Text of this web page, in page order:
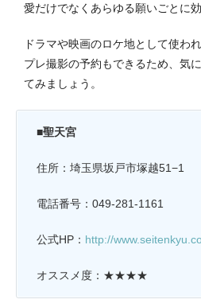
愛だけでなくあらゆる願いごとに
ドラマや映画のロケ地として使わ
プレ撮影の予約もできるため、気
てみましょう。
■聖天宮
住所：埼玉県坂戸市塚越51−1
電話番号：049-281-1161
公式HP： http://
オススメ度：★★★★